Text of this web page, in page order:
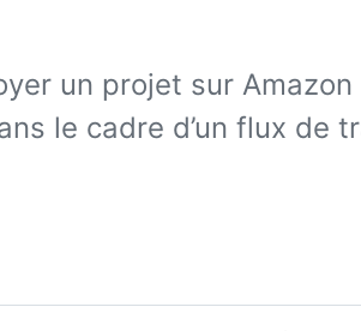
un projet sur Amazon
le cadre d’un flux de